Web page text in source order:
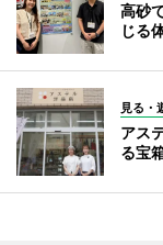
高砂
じる
見る・
アス
る宝